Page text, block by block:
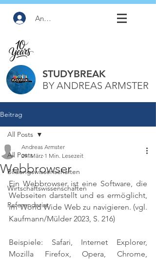
Anmelden
STUDYBREAK
BY ANDREAS ARMSTER
Beitrag
All Posts
Bildungswissenschaften
Wirtschaftswissenschaften
Referendariat
All Posts
Webbrowser
Andreas Armster
29. März 1 Min. Lesezeit
Ein Webbrowser ist eine Software, die
Webseiten darstellt und es ermöglicht,
im World Wide Web zu navigieren. (vgl.
Kaufmann/Mülder 2023, S. 216)
Beispiele: Safari, Internet Explorer,
Mozilla Firefox, Opera, Chrome,